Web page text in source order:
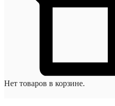
Нет товаров в корзине.